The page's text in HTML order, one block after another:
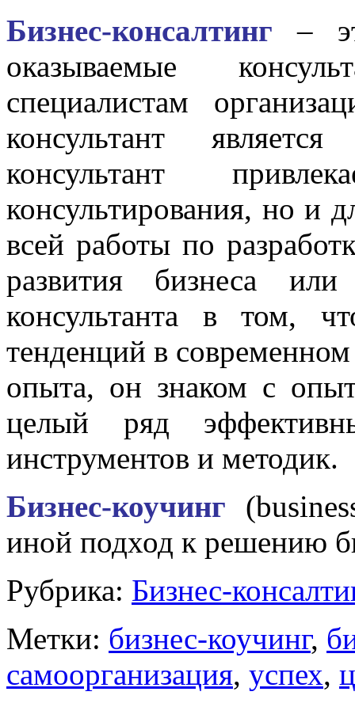
Бизнес-консалтинг –
оказываемые
специалистам
консультант
консультант
консультирования, но и
всей работы по
развития бизнеса
консультанта в том,
тенденций в
опыта, он знаком с
целый ряд
инструментов и методик.
Бизнес-коучинг
иной подход к решению
Рубрика: Бизнес-
Метки: бизнес-коучинг,
самоорганизация, успех,